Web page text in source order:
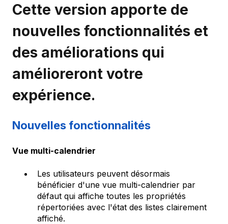
Cette version apporte de
nouvelles fonctionnalités et
des améliorations qui
amélioreront votre
expérience.
Nouvelles fonctionnalités
Vue multi-calendrier
Les utilisateurs peuvent désormais
bénéficier d'une vue multi-calendrier par
défaut qui affiche toutes les propriétés
répertoriées avec l'état des listes clairement
affiché.